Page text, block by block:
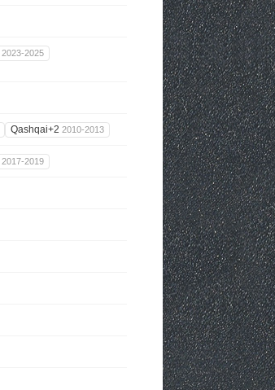
2023-2025
Qashqai+2 2010-2013
2017-2019